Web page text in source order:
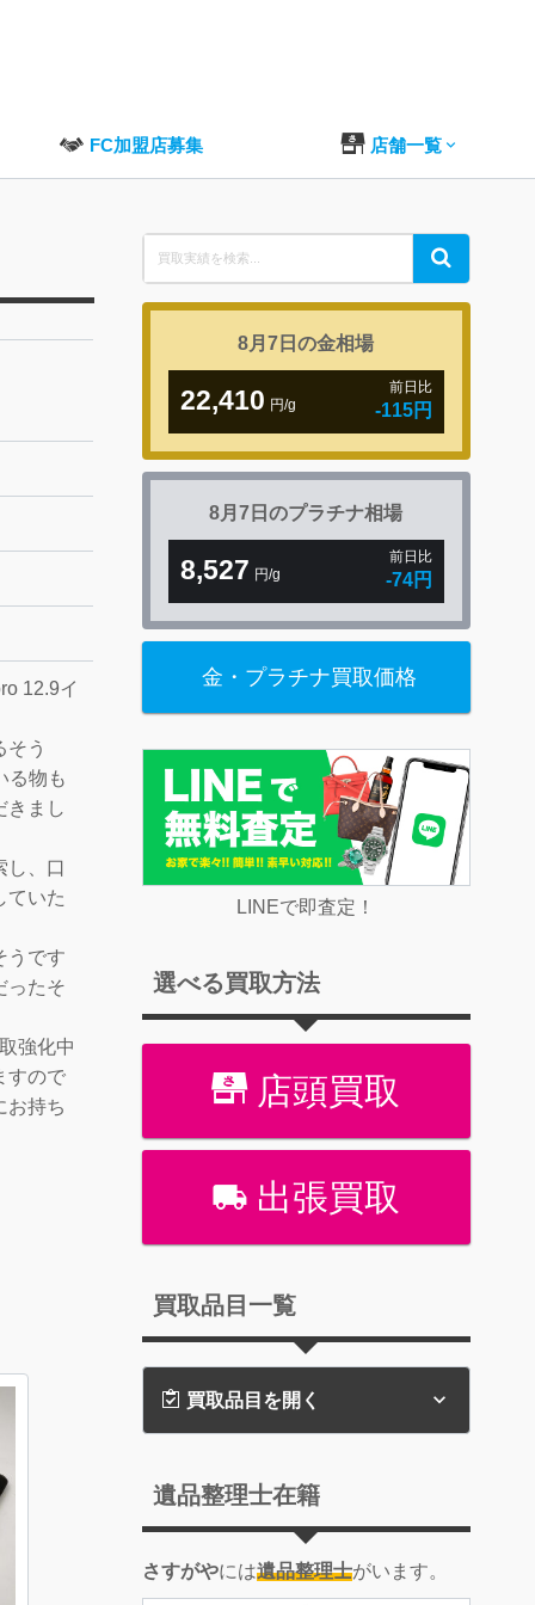
FC加盟店募集 店舗一覧
12.9イ
そう
る物も
きまし
し、口
ていた
うです
ったそ
強化中
すので
お持ち
Search
for:
Search
8月7日の金相場
22,410 円/g
前日比
-115円
8月7日のプラチナ相場
8,527 円/g
前日比
-74円
金・プラチナ買取価格
LINEで即査定！
選べる買取方法
店頭買取
出張買取
買取品目一覧
買取品目を開く
遺品整理士在籍
さすがやには遺品整理士がいます。